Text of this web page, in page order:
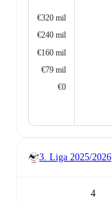
€320 mil
€240 mil
€160 mil
€79 mil
€0
3. Liga 2025/2026
4